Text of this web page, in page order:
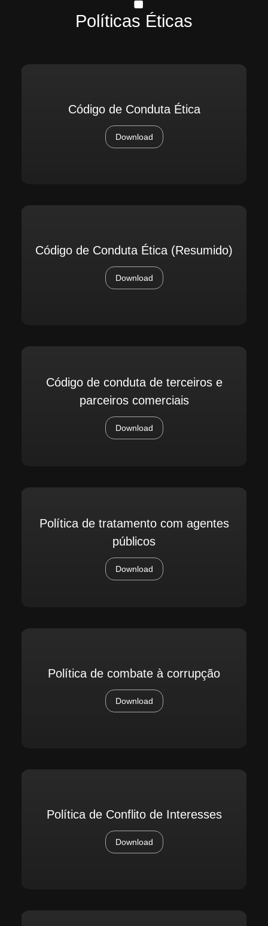
Políticas Éticas
Código de Conduta Ética
Download
Código de Conduta Ética (Resumido)
Download
Código de conduta de terceiros e
parceiros comerciais
Download
Política de tratamento com agentes
públicos
Download
Política de combate à corrupção
Download
Política de Conflito de Interesses
Download